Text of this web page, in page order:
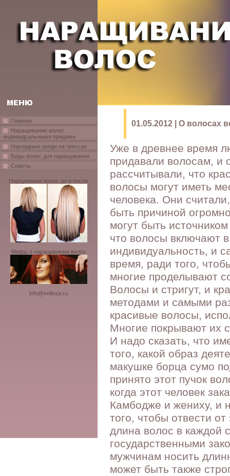
Главная
Наращивание волос
индивидуальными прядями
Накладные пряди на трессах
Виды волос для наращивания
Советы
Нарщивание волос до и после
Мифы о наращивании волос
info@velissa.ru
01.05.2012 | О волосах
Уже в древнее время
придавали волосам, и
рассчитывали, что
волосы могут иметь
человека. Они
быть причиной
могут быть
что волосы включают
индивидуальность, и
время, ради того,
многие проделывают
Волосы и стригут, и
методами и самыми
красивые волосы,
Многие покрывают их
И надо сказать, что
того, какой образ
макушке борца сумо
принято этот пучок
когда этот человек
Камбодже и жениху, и
того, чтобы отвести
длина волос в каждой
государственными
мужчинам носить
может быть также